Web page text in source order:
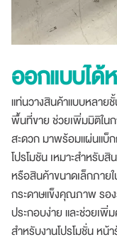
ออกแบบได้
แท่นวางสินค้าแบบหลาย
พื้นที่ขาย ช่วยเพิ่มมิติในก
สะดวก มาพร้อมแผ่นแบ็
โปรโมชัน เหมาะสำหรับ
หรือสินค้าขนาดเล็กภาย
กระดาษแข็งคุณภาพ รอ
ประกอบง่าย และช่วยเพิ่
สำหรับงานโปรโมชั่น หน้